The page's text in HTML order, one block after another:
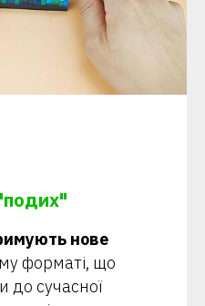
нове
форматі, що
до сучасної